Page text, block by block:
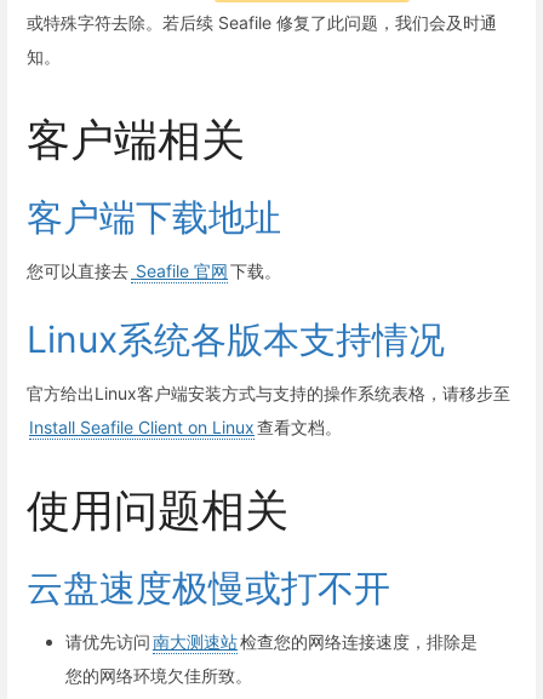
或特殊字符去除。若后续 Seafile 修复了此问题，我们会及时通
知。
客户端相关
客户端下载地址
您可以直接去 Seafile 官网下载。
Linux系统各版本支持情况
官方给出Linux客户端安装方式与支持的操作系统表格，请移步至
Install Seafile Client on Linux查看文档。
使用问题相关
云盘速度极慢或打不开
请优先访问南大测速站检查您的网络连接速度，排除是
您的网络环境欠佳所致。